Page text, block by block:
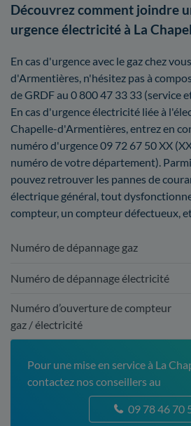
Découvrez comment joindre
urgence électricité à La
En cas d'urgence avec le gaz chez
d'Armentières, n'hésitez pas à
de GRDF au 0 800 47 33 33 (service
En cas d'urgence électricité liée à
Chapelle-d'Armentières, entrez en
numéro d'urgence 09 72 67 50 XX
numéro de votre département).
pouvez retrouver les pannes de
électrique général, tout
compteur, un compteur défectueux,
Numéro de dépannage gaz
Numéro de dépannage électricité
Numéro d’ouverture de compteur
gaz / électricité
Pour une mise en service à La
contactez nos conseillers au
09 78 46 70